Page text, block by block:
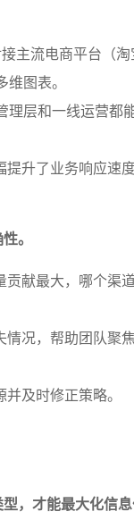
主流电商平台（
图表。
理层和一线运营都
升了业务响应速
。
献最大，哪个渠
况，帮助团队聚
及时修正策略。
，才能最大化信